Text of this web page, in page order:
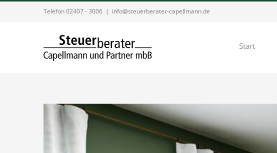
Telefon 02407 - 3006 | info@steuerberater-capellmann.de
Start